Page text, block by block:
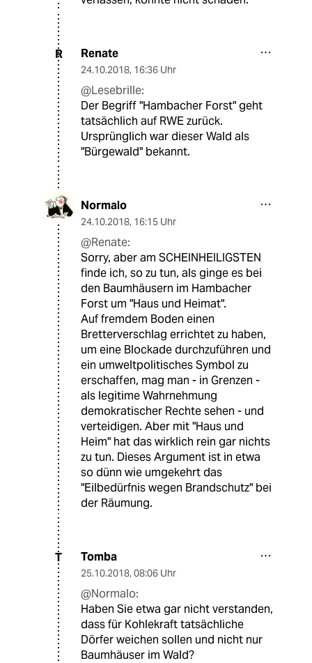
R Renate
24.10.2018, 16:36 Uhr
@Lesebrille:
Der Begriff "Hambacher Forst" geht
tatsächlich auf RWE zurück.
Ursprünglich war dieser Wald als
"Bürgewald" bekannt.
Normalo
24.10.2018, 16:15 Uhr
@Renate:
Sorry, aber am SCHEINHEILIGSTEN
finde ich, so zu tun, als ginge es bei
den Baumhäusern im Hambacher
Forst um "Haus und Heimat".
Auf fremdem Boden einen
Bretterverschlag errichtet zu haben,
um eine Blockade durchzuführen und
ein umweltpolitisches Symbol zu
erschaffen, mag man - in Grenzen -
als legitime Wahrnehmung
demokratischer Rechte sehen - und
verteidigen. Aber mit "Haus und
Heim" hat das wirklich rein gar nichts
zu tun. Dieses Argument ist in etwa
so dünn wie umgekehrt das
"Eilbedürfnis wegen Brandschutz" bei
der Räumung.
T Tomba
25.10.2018, 08:06 Uhr
@Normalo:
Haben Sie etwa gar nicht verstanden,
dass für Kohlekraft tatsächliche
Dörfer weichen sollen und nicht nur
Baumhäuser im Wald?